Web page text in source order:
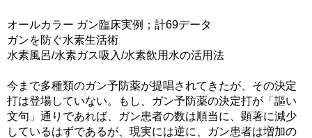
オールカラー ガン臨床実例；計69データ
ガンを防ぐ水素生活術
水素風呂/水素ガス吸入/水素飲用水の活用法
今まで多種類のガン予防薬が提唱されてきたが、その決定
打は登場していない。もし、ガン予防薬の決定打が「謳い
文句」通りであれば、ガン患者の数は順当に、顕著に減少
しているはずであるが、現実には逆に、ガン患者は増加の